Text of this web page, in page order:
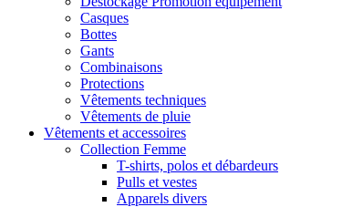
Casques
Bottes
Gants
Combinaisons
Protections
Vêtements techniques
Vêtements de pluie
Vêtements et accessoires
Collection Femme
T-shirts, polos et débardeurs
Pulls et vestes
Apparels divers